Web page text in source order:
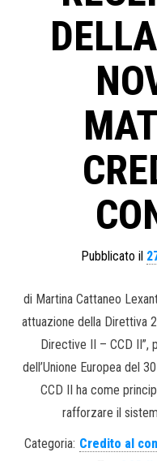
Pubblicato il
di Martina Cattaneo
attuazione della Direttiva
Directive II – CCD II”,
dell’Unione Europea del
CCD II ha come
rafforzare il
Categoria: Credito al